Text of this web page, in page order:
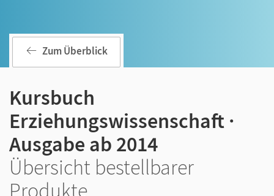
Zum Überblick
Kursbuch
Erziehungswissenschaft ·
Ausgabe ab 2014
Übersicht bestellbarer
Produkte